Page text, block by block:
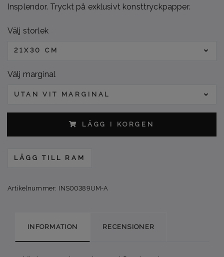
Insplendor. Tryckt på exklusivt konsttryckpapper.
Välj storlek
21X30 CM
Välj marginal
UTAN VIT MARGINAL
LÄGG I KORGEN
LÄGG TILL RAM
Artikelnummer: INS00389UM-A
INFORMATION RECENSIONER